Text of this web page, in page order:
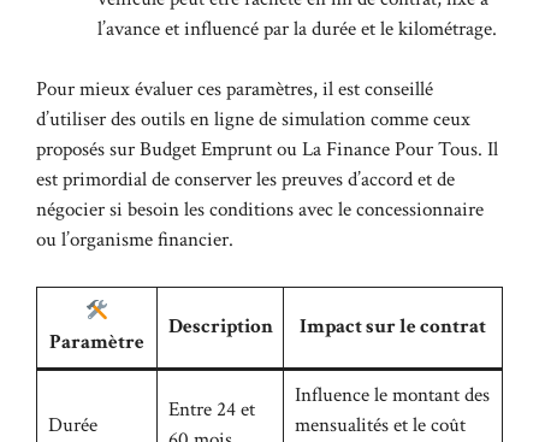
l’avance et influencé par la durée et le kilométrage.
Pour mieux évaluer ces paramètres, il est conseillé
d’utiliser des outils en ligne de simulation comme ceux
proposés surBudget EmpruntouLa Finance Pour Tous. Il
est primordial de conserver les preuves d’accord et de
négocier si besoin les conditions avec le concessionnaire
ou l’organisme financier.
Paramètre
Description Impact sur le contrat
Durée
Entre 24 et
Influence le montant des
mensualités et le coût